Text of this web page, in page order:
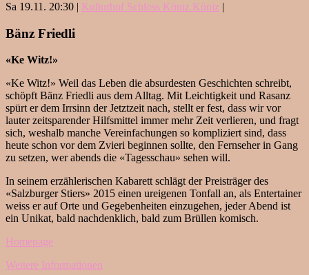
Sa 19.11. 20:30 | Kulturhof Schloss Köniz Köniz |
Bänz Friedli
«Ke Witz!»
«Ke Witz!» Weil das Leben die absurdesten Geschichten schreibt,
schöpft Bänz Friedli aus dem Alltag. Mit Leichtigkeit und Rasanz
spürt er dem Irrsinn der Jetztzeit nach, stellt er fest, dass wir vor
lauter zeitsparender Hilfsmittel immer mehr Zeit verlieren, und fragt
sich, weshalb manche Vereinfachungen so kompliziert sind, dass
heute schon vor dem Zvieri beginnen sollte, den Fernseher in Gang
zu setzen, wer abends die «Tagesschau» sehen will.
In seinem erzählerischen Kabarett schlägt der Preisträger des
«Salzburger Stiers» 2015 einen ureigenen Tonfall an, als Entertainer
weiss er auf Orte und Gegebenheiten einzugehen, jeder Abend ist
ein Unikat, bald nachdenklich, bald zum Brüllen komisch.
Homepage
Weitere Informationen